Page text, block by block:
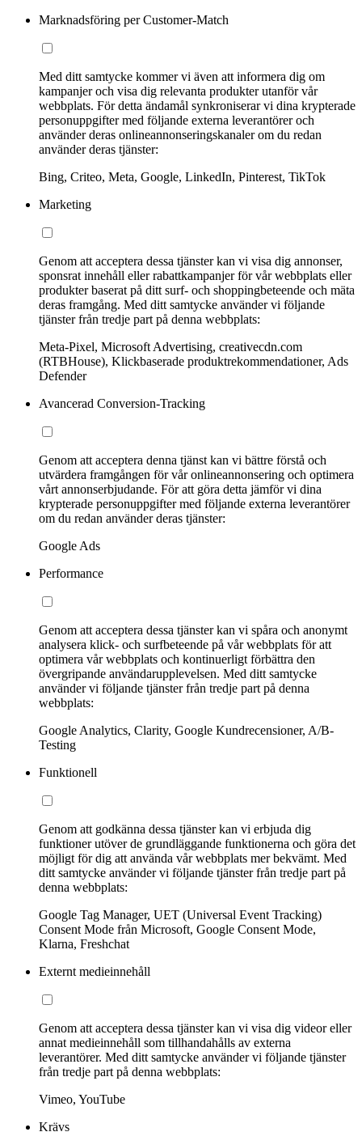
Marknadsföring per Customer-Match
Med ditt samtycke kommer vi även att informera dig om
kampanjer och visa dig relevanta produkter utanför vår
webbplats. För detta ändamål synkroniserar vi dina krypterade
personuppgifter med följande externa leverantörer och
använder deras onlineannonseringskanaler om du redan
använder deras tjänster:
Bing, Criteo, Meta, Google, LinkedIn, Pinterest, TikTok
Marketing
Genom att acceptera dessa tjänster kan vi visa dig annonser,
sponsrat innehåll eller rabattkampanjer för vår webbplats eller
produkter baserat på ditt surf- och shoppingbeteende och mäta
deras framgång. Med ditt samtycke använder vi följande
tjänster från tredje part på denna webbplats:
Meta-Pixel, Microsoft Advertising, creativecdn.com
(RTBHouse), Klickbaserade produktrekommendationer, Ads
Defender
Avancerad Conversion-Tracking
Genom att acceptera denna tjänst kan vi bättre förstå och
utvärdera framgången för vår onlineannonsering och optimera
vårt annonserbjudande. För att göra detta jämför vi dina
krypterade personuppgifter med följande externa leverantörer
om du redan använder deras tjänster:
Google Ads
Performance
Genom att acceptera dessa tjänster kan vi spåra och anonymt
analysera klick- och surfbeteende på vår webbplats för att
optimera vår webbplats och kontinuerligt förbättra den
övergripande användarupplevelsen. Med ditt samtycke
använder vi följande tjänster från tredje part på denna
webbplats:
Google Analytics, Clarity, Google Kundrecensioner, A/B-
Testing
Funktionell
Genom att godkänna dessa tjänster kan vi erbjuda dig
funktioner utöver de grundläggande funktionerna och göra det
möjligt för dig att använda vår webbplats mer bekvämt. Med
ditt samtycke använder vi följande tjänster från tredje part på
denna webbplats:
Google Tag Manager, UET (Universal Event Tracking)
Consent Mode från Microsoft, Google Consent Mode,
Klarna, Freshchat
Externt medieinnehåll
Genom att acceptera dessa tjänster kan vi visa dig videor eller
annat medieinnehåll som tillhandahålls av externa
leverantörer. Med ditt samtycke använder vi följande tjänster
från tredje part på denna webbplats:
Vimeo, YouTube
Krävs